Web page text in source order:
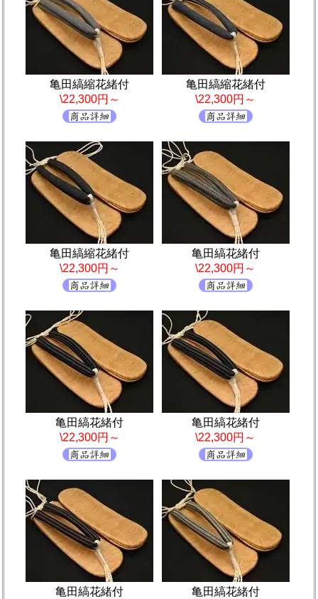
亀田縞縮花緒付
\22,300円～
亀田縞縮花緒付
\22,300円～
亀田縞縮花緒付
\22,300円～
亀田縞花緒付
\22,300円～
亀田縞花緒付
\22,300円～
亀田縞花緒付
\22,300円～
亀田縞花緒付 亀田縞花緒付